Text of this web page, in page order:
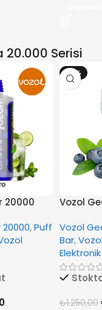
20.000 Serisi
20000
,Puff
-12%
Vozol
Vozol
Bar,
₺1.250,00